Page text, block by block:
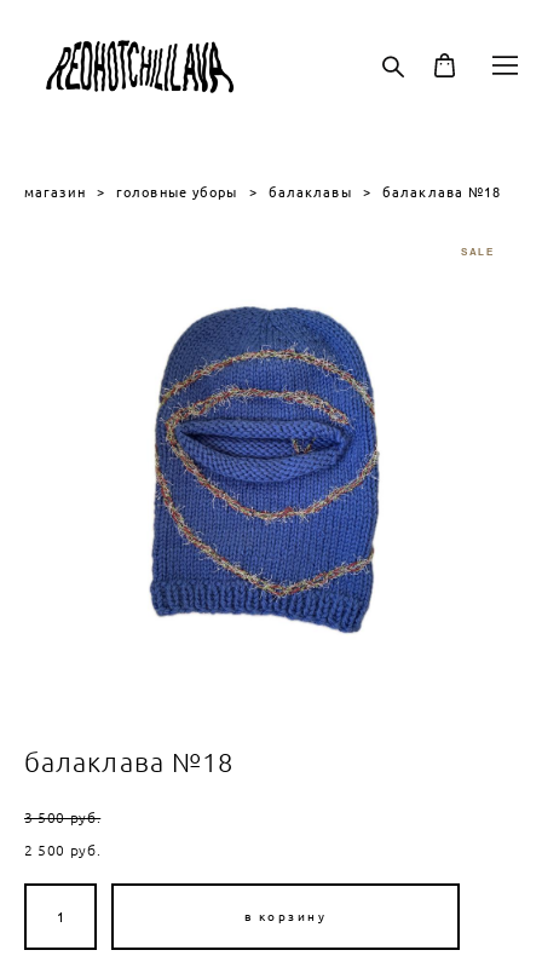
магазин > головные уборы > балаклавы > балаклава №18
SALE
балаклава №18
3 500 pуб.
2 500 pуб.
в корзину